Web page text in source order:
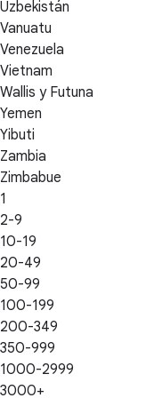
Uzbekistán
Vanuatu
Venezuela
Vietnam
Wallis y Futuna
Yemen
Yibuti
Zambia
Zimbabue
1
2-9
10-19
20-49
50-99
100-199
200-349
350-999
1000-2999
3000+